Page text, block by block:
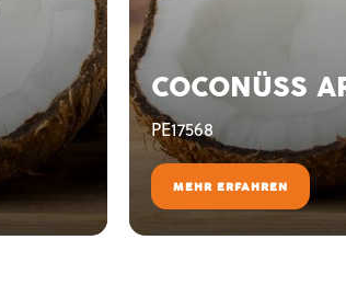
COCONÜSS
PE17568
MEHR ERFAHREN